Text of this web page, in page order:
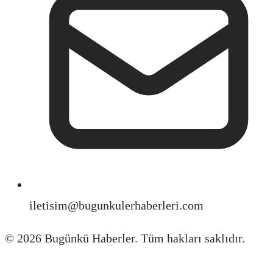
iletisim@bugunkulerhaberleri.com
© 2026 Bugünkü Haberler. Tüm hakları saklıdır.